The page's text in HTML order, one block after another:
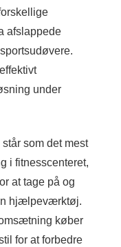
afslappede
under
som det mest
i fitnesscenteret,
at tage på og
hjælpeværktøj.
køber
for at forbedre